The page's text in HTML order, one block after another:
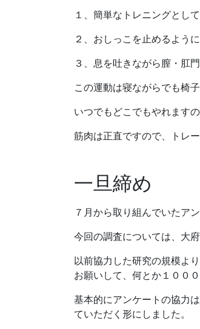
１、簡単なトレニングとし
２、おしっこを止めるように
３、息を吐きながら膣・肛
この運動は寝ながらでも椅
いつでもどこでもやれます
筋肉は正直ですので、トレ
一旦締め
７月から取り組んでいたア
今回の調査については、大
以前協力した研究の規模よ
お願いして、何とか１００
基本的にアンケートの協力
ていただく形にしました。